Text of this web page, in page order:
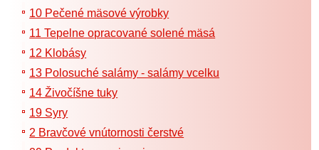
10 Pečené mäsové výrobky
11 Tepelne opracované solené mäsá
12 Klobásy
13 Polosuché salámy - salámy vcelku
14 Živočíšne tuky
19 Syry
2 Bravčové vnútornosti čerstvé